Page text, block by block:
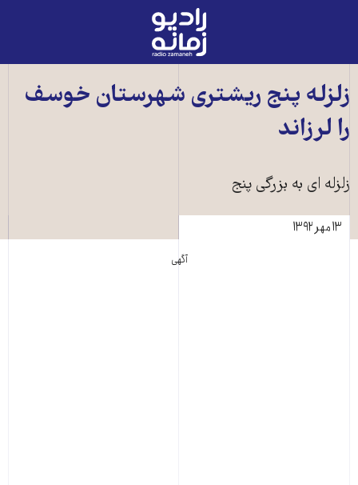
رادیو
زمانه
صفحه
زلزله پنج ريشتری شهرستان خوسف
را لرزاند
زلزله ای به بزرگی پنج
۱۳ مهر ۱۳۹۲
آگهی